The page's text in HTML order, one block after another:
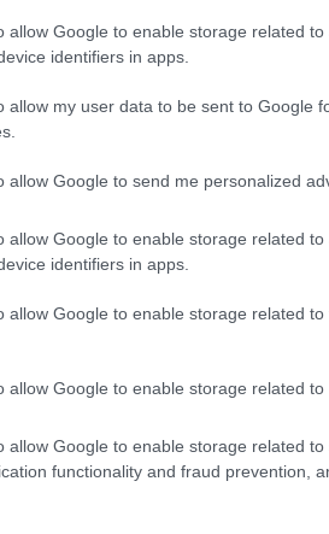
allow Google to enable storage related
identifiers in apps.
allow my user data to be sent to Google
allow Google to send me personalized
allow Google to enable storage related
identifiers in apps.
allow Google to enable storage related
allow Google to enable storage related to
allow Google to enable storage related to
functionality and fraud prevention,
ς αντήλλαξαν σορούς
909 και τη
43 σορών
και κρατουμένων
μεταξύ τηςΜόσχας
εμφανίζονται ιδιαίτερα
τους.
μίλησε τη Δευτέρα για
επιρρίπτοντας την
Βολοντίμιρ Ζελένσκιόσο
στο αμερικανικό